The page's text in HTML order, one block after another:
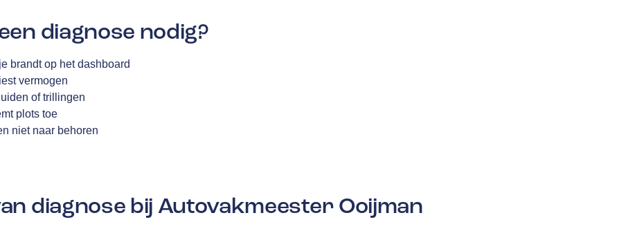
diagnose nodig?
brandt op het dashboard
vermogen
of trillingen
plots toe
niet naar behoren
diagnose bij Autovakmeester Ooijman